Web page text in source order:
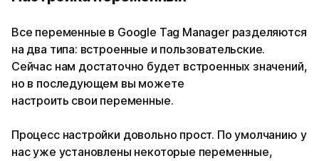
Все переменные в Google Tag Manager разделяются
на два типа: встроенные и пользовательские.
Сейчас нам достаточно будет встроенных значений,
но в последующем вы можете
настроить свои переменные.
Процесс настройки довольно прост. По умолчанию у
нас уже установлены некоторые переменные,